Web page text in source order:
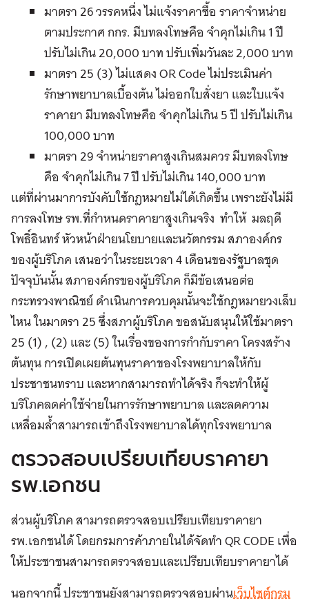
มาตรา 26 วรรคหนึ่ง ไม่แจ้งราคาซื้อ ราคาจำหน่าย
ตามประกาศ กกร. มีบทลงโทษคือ จำคุกไม่เกิน 1 ปี
ปรับไม่เกิน 20,000 บาท ปรับเพิ่มวันละ 2,000 บาท
มาตรา 25 (3) ไม่แสดง OR Code ไม่ประเมินค่า
รักษาพยาบาลเบื้องต้น ไม่ออกใบสั่งยา และใบแจ้ง
ราคายา มีบทลงโทษคือ จำคุกไม่เกิน 5 ปี ปรับไม่เกิน
100,000 บาท
มาตรา 29 จำหน่ายราคาสูงเกินสมควร มีบทลงโทษ
คือ จำคุกไม่เกิน 7 ปี ปรับไม่เกิน 140,000 บาท
แต่ที่ผ่านมาการบังคับใช้กฎหมายไม่ได้เกิดขึ้น เพราะยังไม่มี
การลงโทษ รพ.ที่กำหนดราคายาสูงเกินจริง ทำให้ มลฤดี
โพธิ์อินทร์ หัวหน้าฝ่ายนโยบายและนวัตกรรม สภาองค์กร
ของผู้บริโภค เสนอว่าในระยะเวลา 4 เดือนของรัฐบาลชุด
ปัจจุบันนั้น สภาองค์กรของผู้บริโภค ก็มีข้อเสนอต่อ
กระทรวงพาณิชย์ ดำเนินการควบคุมนั้นจะใช้กฎหมายวงเล็บ
ไหน ในมาตรา 25 ซึ่งสภาผู้บริโภค ขอสนับสนุนให้ใช้มาตรา
25 (1) , (2) และ (5) ในเรื่องของการกำกับราคา โครงสร้าง
ต้นทุน การเปิดเผยต้นทุนราคาของโรงพยาบาลให้กับ
ประชาชนทราบ และหากสามารถทำได้จริง ก็จะทำให้ผู้
บริโภคลดค่าใช้จ่ายในการรักษาพยาบาล และลดความ
เหลื่อมล้ำสามารถเข้าถึงโรงพยาบาลได้ทุกโรงพยาบาล
ตรวจสอบเปรียบเทียบราคายา
รพ.เอกชน
ส่วนผู้บริโภค สามารถตรวจสอบเปรียบเทียบราคายา
รพ.เอกชนได้ โดยกรมการค้าภายในได้จัดทำ QR CODE เพื่อ
ให้ประชาชนสามารถตรวจสอบและเปรียบเทียบราคายาได้
นอกจากนี้ ประชาชนยังสามารถตรวจสอบผ่านเว็บไซต์กรม